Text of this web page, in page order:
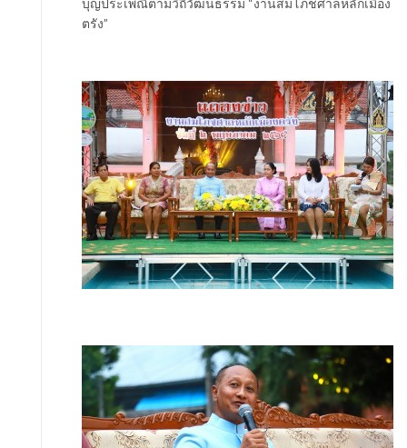
บุญประเพณีตามวิถีวัฒนธรรม “งานสมโภชศาลหลักเมือง
ตรัง”